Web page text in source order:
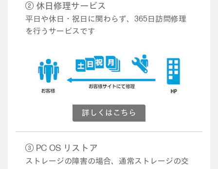
② 休日修理サービス
平日や休日・祝日に関わらず、365日訪問修理
を行うサービスです
詳しくはこちら
③ PC OS リストア
ストレージの障害の場合、通常ストレージの交